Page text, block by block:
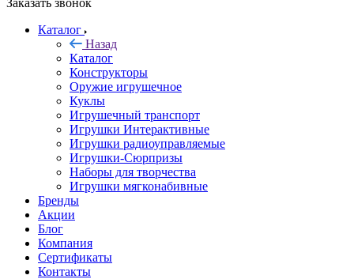
Заказать звонок
Каталог
Назад
Каталог
Конструкторы
Оружие игрушечное
Куклы
Игрушечный транспорт
Игрушки Интерактивные
Игрушки радиоуправляемые
Игрушки-Сюрпризы
Наборы для творчества
Игрушки мягконабивные
Бренды
Акции
Блог
Компания
Сертификаты
Контакты